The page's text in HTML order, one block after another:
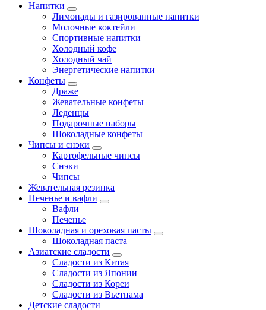
Напитки
Лимонады и газированные напитки
Молочные коктейли
Спортивные напитки
Холодный кофе
Холодный чай
Энергетические напитки
Конфеты
Драже
Жевательные конфеты
Леденцы
Подарочные наборы
Шоколадные конфеты
Чипсы и снэки
Картофельные чипсы
Снэки
Чипсы
Жевательная резинка
Печенье и вафли
Вафли
Печенье
Шоколадная и ореховая пасты
Шоколадная паста
Азиатские сладости
Сладости из Китая
Сладости из Японии
Сладости из Кореи
Сладости из Вьетнама
Детские сладости